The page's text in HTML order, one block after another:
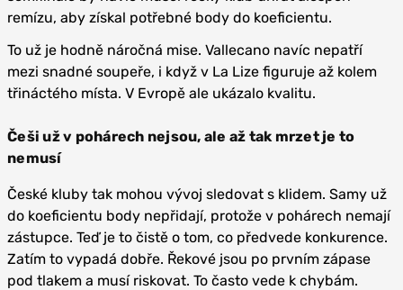
remízu, aby získal potřebné body do koeficientu.
To už je hodně náročná mise. Vallecano navíc nepatří
mezi snadné soupeře, i když v La Lize figuruje až kolem
třináctého místa. V Evropě ale ukázalo kvalitu.
Češi už v pohárech nejsou, ale až tak mrzet je to
nemusí
České kluby tak mohou vývoj sledovat s klidem. Samy už
do koeficientu body nepřidají, protože v pohárech nemají
zástupce. Teď je to čistě o tom, co předvede konkurence.
Zatím to vypadá dobře. Řekové jsou po prvním zápase
pod tlakem a musí riskovat. To často vede k chybám.